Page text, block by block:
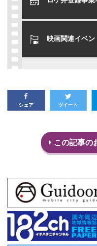
映画関連イベン
シェア ツイート
この記事の